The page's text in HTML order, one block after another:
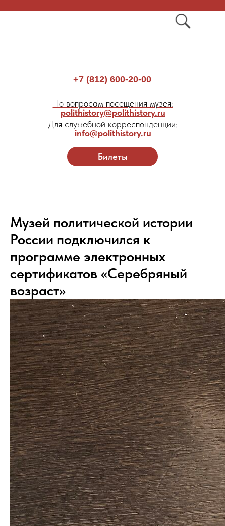
Билеты
+7 (812) 600-20-00
По вопросам посещения музея:
polithistory@polithistory.ru
Для служебной корреспонденции:
info@polithistory.ru
Музей политической истории
России подключился к
программе электронных
сертификатов «Серебряный
возраст»